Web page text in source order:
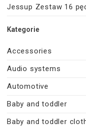
Jessup Zestaw 16
Kategorie
Accessories
Audio systems
Automotive
Baby and toddler
Baby and toddler